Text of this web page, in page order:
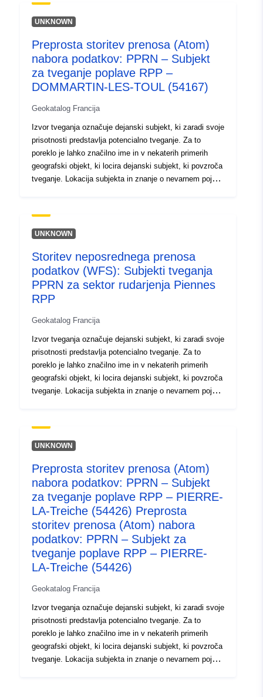
Identifikatorji:
a5f09f1c-ad5d-4ab9-8d5e-
6046e5ad0d5f
uriRef:
UNKNOWN
Preprosta storitev prenosa (Atom)
nabora podatkov: PPRN – Subjekt
za tveganje poplave RPP –
DOMMARTIN-LES-TOUL (54167)
Geokatalog Francija
Izvor tveganja označuje dejanski subjekt, ki zaradi svoje
prisotnosti predstavlja potencialno tveganje. Za to
poreklo je lahko značilno ime in v nekaterih primerih
geografski objekt, ki locira dejanski subjekt, ki povzroča
tveganje. Lokacija subjekta in znanje o nevarnem pojavu
UNKNOWN
Storitev neposrednega prenosa
podatkov (WFS): Subjekti tveganja
PPRN za sektor rudarjenja Piennes
RPP
Geokatalog Francija
Izvor tveganja označuje dejanski subjekt, ki zaradi svoje
prisotnosti predstavlja potencialno tveganje. Za to
poreklo je lahko značilno ime in v nekaterih primerih
geografski objekt, ki locira dejanski subjekt, ki povzroča
tveganje. Lokacija subjekta in znanje o nevarnem pojavu
UNKNOWN
Preprosta storitev prenosa (Atom)
nabora podatkov: PPRN – Subjekt
za tveganje poplave RPP – PIERRE-
LA-Treiche (54426) Preprosta
storitev prenosa (Atom) nabora
podatkov: PPRN – Subjekt za
tveganje poplave RPP – PIERRE-
LA-Treiche (54426)
Geokatalog Francija
Izvor tveganja označuje dejanski subjekt, ki zaradi svoje
prisotnosti predstavlja potencialno tveganje. Za to
poreklo je lahko značilno ime in v nekaterih primerih
geografski objekt, ki locira dejanski subjekt, ki povzroča
tveganje. Lokacija subjekta in znanje o nevarnem pojavu